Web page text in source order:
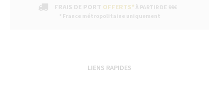
FRAIS DE PORT OFFERTS* À PARTIR DE 99€
* France métropolitaine uniquement
LIENS RAPIDES